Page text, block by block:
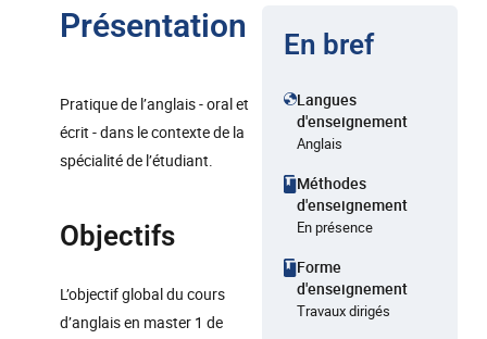
Présentation
Pratique de l’anglais - oral et
écrit - dans le contexte de la
spécialité de l’étudiant.
Objectifs
L’objectif global du cours
d’anglais en master 1 de
En bref
Langues
d'enseignement
Anglais
Méthodes
d'enseignement
En présence
Forme
d'enseignement
Travaux dirigés